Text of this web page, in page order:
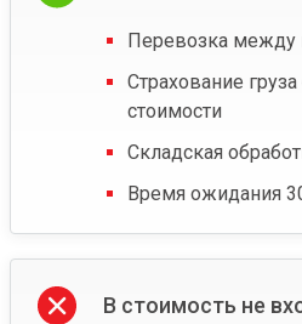
Перевозка между
Страхование
стоимости
Складская
Время ожидания
В стоимость не